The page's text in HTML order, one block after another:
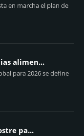
en marcha el plan de
alimen...
para 2026 se define
pa...